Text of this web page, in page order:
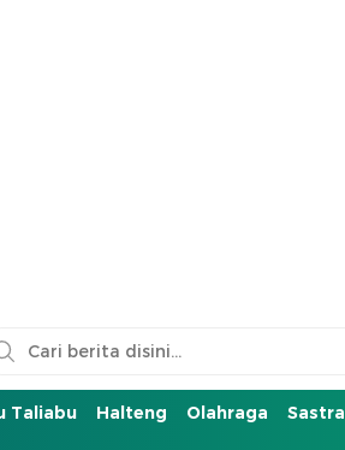
Taliabu Halteng Olahraga Sastra